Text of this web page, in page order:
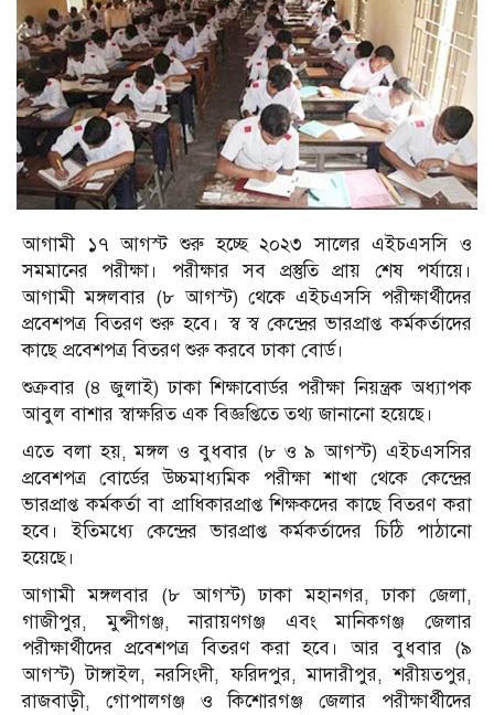
আগামী ১৭ আগস্ট শুরু হচ্ছে ২০২৩ সালের এইচএসসি ও
সমমানের পরীক্ষা। পরীক্ষার সব প্রস্তুতি প্রায় শেষ পর্যায়ে।
আগামী মঙ্গলবার (৮ আগস্ট) থেকে এইচএসসি পরীক্ষার্থীদের
প্রবেশপত্র বিতরণ শুরু হবে। স্ব স্ব কেন্দ্রের ভারপ্রাপ্ত কর্মকর্তাদের
কাছে প্রবেশপত্র বিতরণ শুরু করবে ঢাকা বোর্ড।
শুক্রবার (৪ জুলাই) ঢাকা শিক্ষাবোর্ডর পরীক্ষা নিয়ন্ত্রক অধ্যাপক
আবুল বাশার স্বাক্ষরিত এক বিজ্ঞপ্তিতে তথ্য জানানো হয়েছে।
এতে বলা হয়, মঙ্গল ও বুধবার (৮ ও ৯ আগস্ট) এইচএসসির
প্রবেশপত্র বোর্ডের উচ্চমাধ্যমিক পরীক্ষা শাখা থেকে কেন্দ্রের
ভারপ্রাপ্ত কর্মকর্তা বা প্রাধিকারপ্রাপ্ত শিক্ষকদের কাছে বিতরণ করা
হবে। ইতিমধ্যে কেন্দ্রের ভারপ্রাপ্ত কর্মকর্তাদের চিঠি পাঠানো
হয়েছে।
আগামী মঙ্গলবার (৮ আগস্ট) ঢাকা মহানগর, ঢাকা জেলা,
গাজীপুর, মুন্সীগঞ্জ, নারায়ণগঞ্জ এবং মানিকগঞ্জ জেলার
পরীক্ষার্থীদের প্রবেশপত্র বিতরণ করা হবে। আর বুধবার (৯
আগস্ট) টাঙ্গাইল, নরসিংদী, ফরিদপুর, মাদারীপুর, শরীয়তপুর,
রাজবাড়ী, গোপালগঞ্জ ও কিশোরগঞ্জ জেলার পরীক্ষার্থীদের